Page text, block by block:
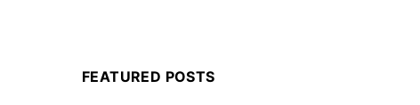
FEATURED POSTS